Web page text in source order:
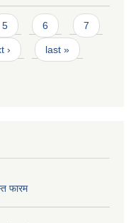
5 6 7
› last »
फारम